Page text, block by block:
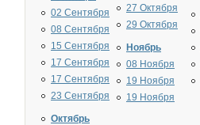
02 Сентября
08 Сентября
15 Сентября
17 Сентября
17 Сентября
23 Сентября
Октябрь
27 Октября
29 Октября
Ноябрь
08 Ноября
19 Ноября
19 Ноября